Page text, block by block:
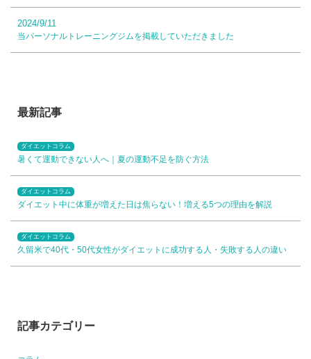
2024/9/11
当パーソナルトレーニングジムを掲載していただきました
最新記事
ダイエットコラム
暑くて運動できない人へ｜夏の運動不足を防ぐ方法
ダイエットコラム
ダイエット中に体重が増えた日は焦らない！増える5つの理由を解説
ダイエットコラム
久留米で40代・50代女性がダイエットに成功する人・失敗する人の違い
記事カテゴリー